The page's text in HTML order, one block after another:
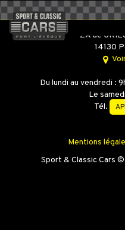
SPORT &
ZA de
14130
Du lundi au vendredi :
Le
Tél.
Mentions
Sport & Classic Cars